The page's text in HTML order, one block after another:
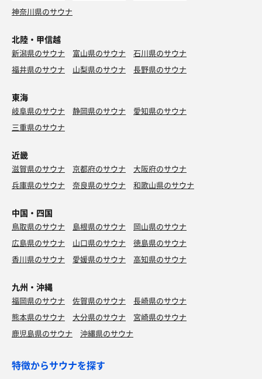
神奈川県のサウナ
北陸・甲信越
新潟県のサウナ 富山県のサウナ
石川県のサウナ
福井県のサウナ
山梨県のサウナ 長野県のサウナ
東海
岐阜県のサウナ 静岡県のサウナ
愛知県のサウナ
三重県のサウナ
近畿
滋賀県のサウナ 京都府のサウナ
大阪府のサウナ
兵庫県のサウナ
奈良県のサウナ 和歌山県のサウナ
中国・四国
鳥取県のサウナ 島根県のサウナ
岡山県のサウナ
広島県のサウナ
山口県のサウナ
徳島県のサウナ
香川県のサウナ
愛媛県のサウナ 高知県のサウナ
九州・沖縄
福岡県のサウナ 佐賀県のサウナ
長崎県のサウナ
熊本県のサウナ
大分県のサウナ
宮崎県のサウナ
鹿児島県のサウナ
沖縄県のサウナ
特徴からサウナを探す